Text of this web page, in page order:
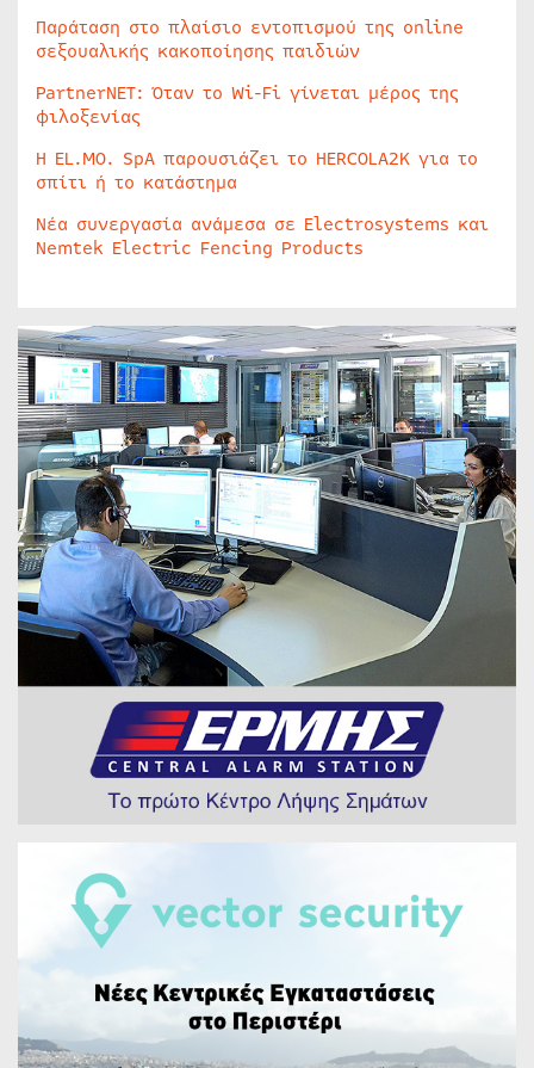
Παράταση στο πλαίσιο εντοπισμού της online
σεξουαλικής κακοποίησης παιδιών
PartnerNET: Όταν το Wi-Fi γίνεται μέρος της
φιλοξενίας
Η EL.MO. SpA παρουσιάζει το HERCOLA2K για το
σπίτι ή το κατάστημα
Νέα συνεργασία ανάμεσα σε Electrosystems και
Nemtek Electric Fencing Products